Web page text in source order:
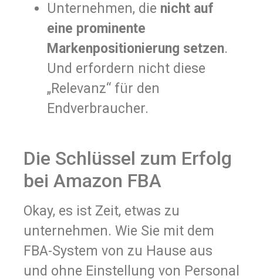
Unternehmen, die nicht auf
eine prominente
Markenpositionierung setzen.
Und erfordern nicht diese
„Relevanz“ für den
Endverbraucher.
Die Schlüssel zum Erfolg
bei Amazon FBA
Okay, es ist Zeit, etwas zu
unternehmen. Wie Sie mit dem
FBA-System von zu Hause aus
und ohne Einstellung von Personal